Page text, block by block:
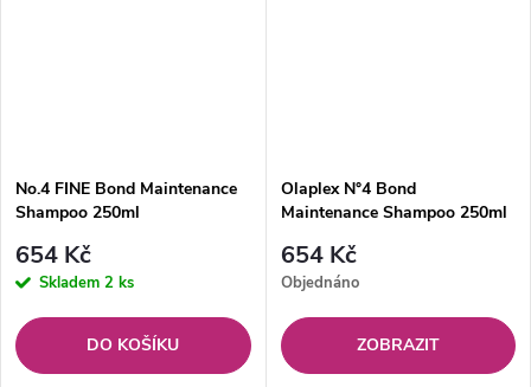
No.4 FINE Bond Maintenance
Shampoo 250ml
654 Kč
Skladem 2 ks
DO KOŠÍKU
Olaplex N°4 Bond
Maintenance Shampoo 250ml
654 Kč
Objednáno
ZOBRAZIT